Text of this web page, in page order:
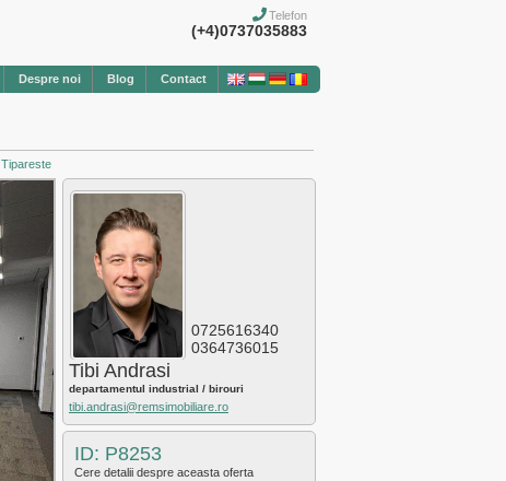
Telefon
(+4)0737035883
Despre noi Blog Contact
Tipareste
0725616340
0364736015
Tibi Andrasi
departamentul industrial / birouri
tibi.andrasi@remsimobiliare.ro
ID: P8253
Cere detalii despre aceasta oferta